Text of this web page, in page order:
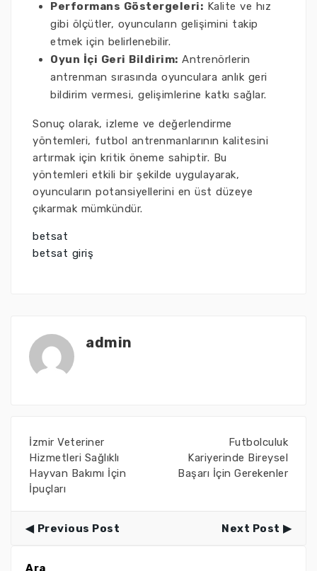
Performans Göstergeleri: Kalite ve hız
gibi ölçütler, oyuncuların gelişimini takip
etmek için belirlenebilir.
Oyun İçi Geri Bildirim: Antrenörlerin
antrenman sırasında oyunculara anlık geri
bildirim vermesi, gelişimlerine katkı sağlar.
Sonuç olarak, izleme ve değerlendirme
yöntemleri, futbol antrenmanlarının kalitesini
artırmak için kritik öneme sahiptir. Bu
yöntemleri etkili bir şekilde uygulayarak,
oyuncuların potansiyellerini en üst düzeye
çıkarmak mümkündür.
betsat
betsat giriş
admin
İzmir Veteriner
Hizmetleri Sağlıklı
Hayvan Bakımı İçin
İpuçları
Futbolculuk
Kariyerinde Bireysel
Başarı İçin Gerekenler
Previous Post Next Post
Ara